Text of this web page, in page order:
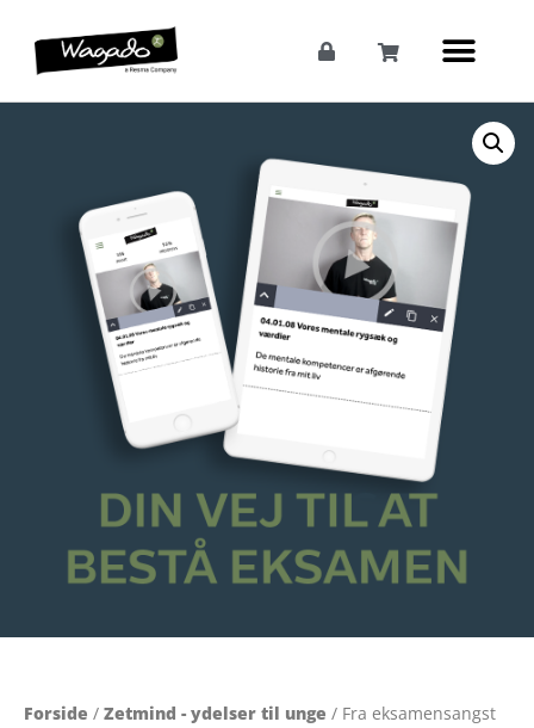
Forside / Zetmind - ydelser til unge / Fra eksamensangst